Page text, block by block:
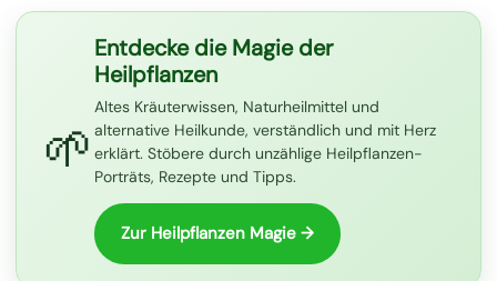
🌱
Entdecke die Magie der
Heilpflanzen
Altes Kräuterwissen, Naturheilmittel und
alternative Heilkunde, verständlich und mit Herz
erklärt. Stöbere durch unzählige Heilpflanzen-
Porträts, Rezepte und Tipps.
Zur Heilpflanzen Magie →